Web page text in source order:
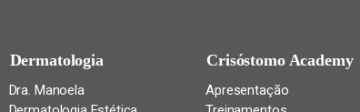
Dermatologia
Dra. Manoela
Crisóstomo Academy
Apresentação